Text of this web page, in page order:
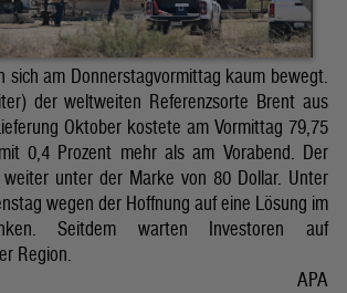
sich am Donnerstagvormittag kaum bewegt.
der weltweiten Referenzsorte Brent aus
Oktober kostete am Vormittag 79,75
0,4 Prozent mehr als am Vorabend. Der
unter der Marke von 80 Dollar. Unter
wegen der Hoffnung auf eine Lösung im
Seitdem warten Investoren auf
Region.
APA